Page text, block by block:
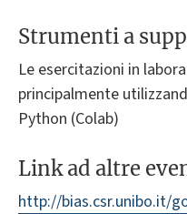
Strumenti a
Le esercitazioni in
principalmente
Python (Colab)
Link ad altre
http://bias.csr.unibo.it/